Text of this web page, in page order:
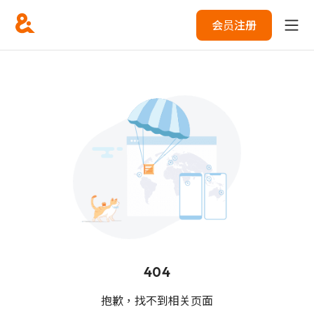
会员注册
404
抱歉，找不到相关页面